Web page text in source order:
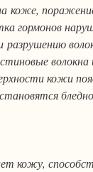
коже,
гормонов
кожи
кожу,